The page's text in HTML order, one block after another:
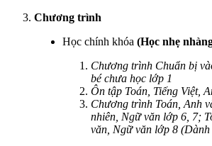
Chương trình
Học chính khóa (Học nhẹ
Chương trình Chuẩn bị
bé chưa học lớp 1
Ôn tập Toán, Tiếng Việt,
Chương trình Toán, Anh
nhiên, Ngữ văn lớp 6, 7;
văn, Ngữ văn lớp 8